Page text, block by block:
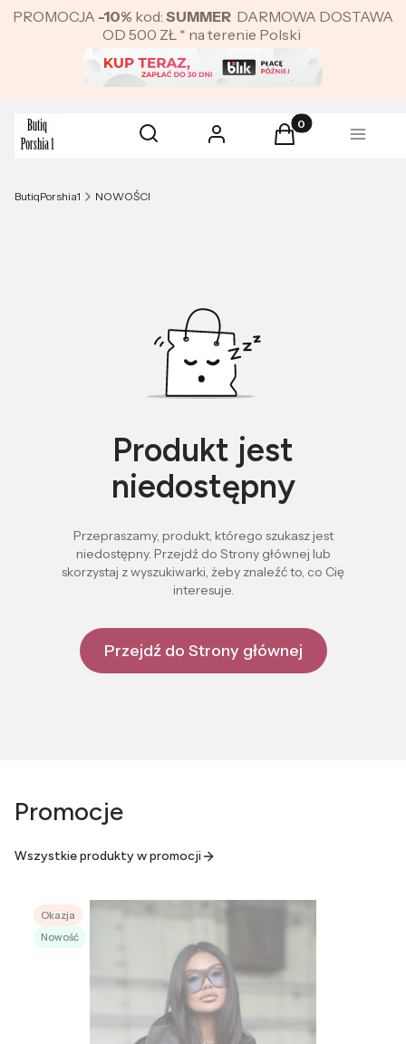
PROMOCJA -10% kod: SUMMER DARMOWA DOSTAWA
OD 500 ZŁ * na terenie Polski
Otwórz wyszukiwarkę
Szukaj Zaloguj się Produkty w
Koszyk Menu
ButiqPorshia1 NOWOŚCI
Produkt jest
niedostępny
Przepraszamy, produkt, którego szukasz jest
niedostępny. Przejdź do Strony głównej lub
skorzystaj z wyszukiwarki, żeby znaleźć to, co Cię
interesuje.
Przejdź do Strony głównej
Promocje
Wszystkie produkty w promocji
Okazja
Nowość